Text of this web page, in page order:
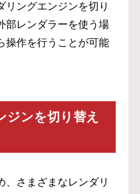
リングエンジンを切り
部レンダラーを使う場
操作を行うことが可能
ジンを切り替え
、さまざまなレンダリ